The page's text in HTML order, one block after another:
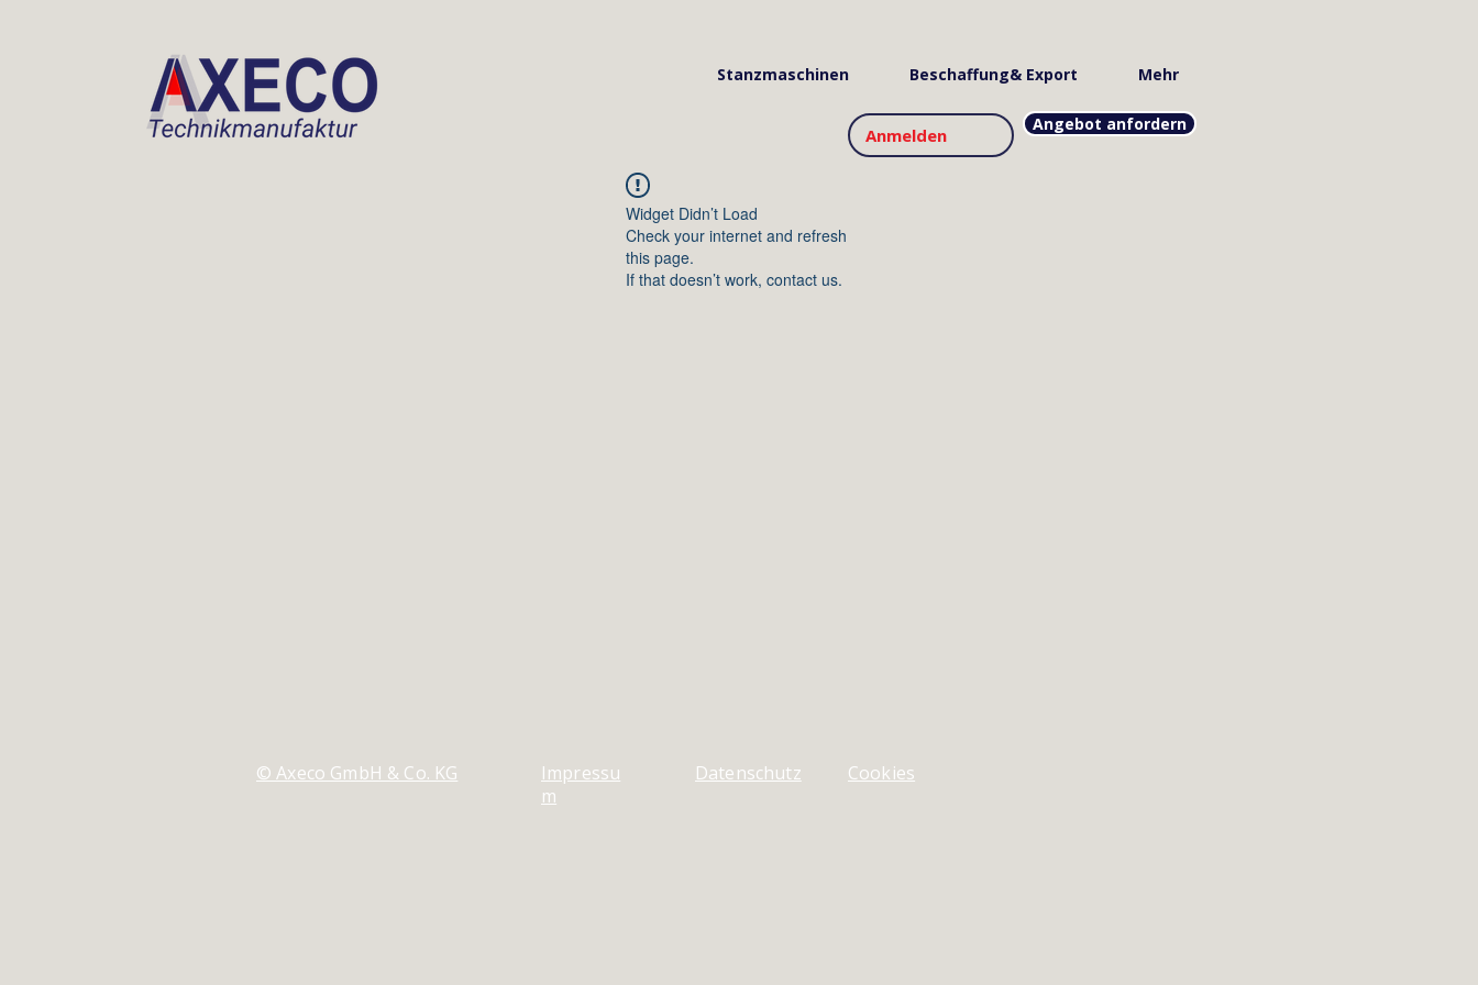
Stanzmaschinen Beschaffung& Export Mehr
Anmelden Angebot anfordern
Widget Didn’t Load
Check your internet and refresh
this page.
If that doesn’t work, contact us.
© Axeco GmbH & Co. KG
Impressu
m
Datenschutz Cookies